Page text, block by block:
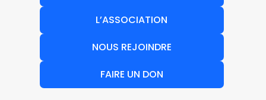
L’ASSOCIATION
NOUS REJOINDRE
FAIRE UN DON